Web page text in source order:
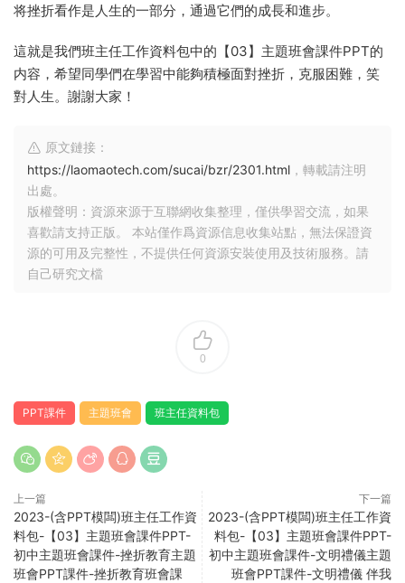
将挫折看作是人生的一部分，通過它們的成長和進步。
這就是我們班主任工作資料包中的【03】主題班會課件PPT的
内容，希望同學們在學習中能夠積極面對挫折，克服困難，笑
對人生。謝謝大家！
原文鏈接：
https://laomaotech.com/sucai/bzr/2301.html ，轉載請注明
出處。
版權聲明：資源來源于互聯網收集整理，僅供學習交流，如果
喜歡請支持正版。 本站僅作爲資源信息收集站點，無法保證資
源的可用及完整性，不提供任何資源安裝使用及技術服務。請
自己研究文檔
0
PPT課件 主題班會 班主任資料包
上一篇
2023-(含PPT模闆)班主任工作資
料包-【03】主題班會課件PPT-
初中主題班會課件-挫折教育主題
班會PPT課件-挫折教育班會課
下一篇
2023-(含PPT模闆)班主任工作資
料包-【03】主題班會課件PPT-
初中主題班會課件-文明禮儀主題
班會PPT課件-文明禮儀 伴我